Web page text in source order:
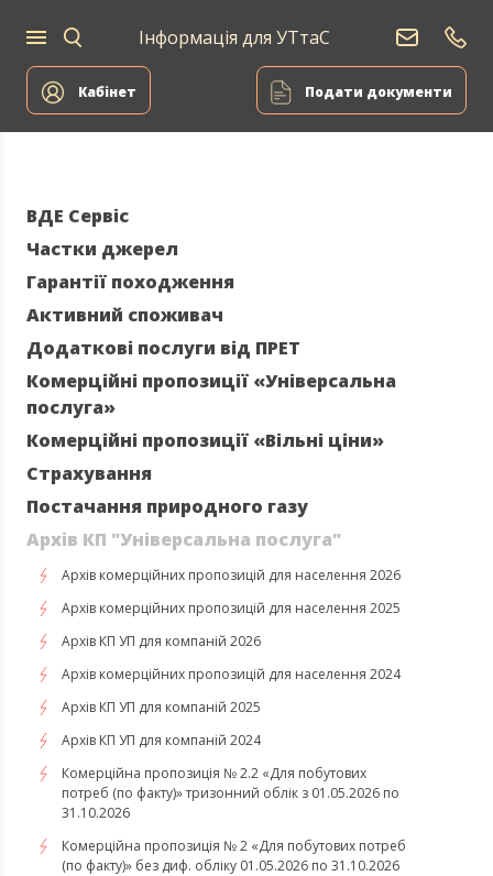
Кабінет Подати документи
Інформація для УТтаС
дому
компаній
Постачання
природного
газу
ВДЕ Сервіс
Частки джерел
Гарантії походження
Активний споживач
Додаткові послуги від ПРЕТ
Комерційні пропозиції «Універсальна
послуга»
Комерційні пропозиції «Вільні ціни»
Страхування
Постачання природного газу
Архів КП "Універсальна послуга"
Архів комерційних пропозицій для населення 2026
Архів комерційних пропозицій для населення 2025
Архів КП УП для компаній 2026
Архів комерційних пропозицій для населення 2024
Архів КП УП для компаній 2025
Архів КП УП для компаній 2024
Комерційна пропозиція № 2.2 «Для побутових
потреб (по факту)» тризонний облік з 01.05.2026 по
31.10.2026
Комерційна пропозиція № 2 «Для побутових потреб
(по факту)» без диф. обліку 01.05.2026 по 31.10.2026